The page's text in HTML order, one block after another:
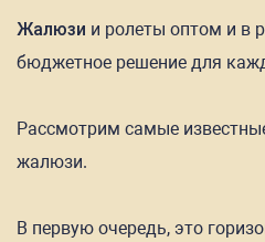
Жалюзи и ролеты оптом и в
бюджетное решение для
Рассмотрим самые
жалюзи.
В первую очередь, это